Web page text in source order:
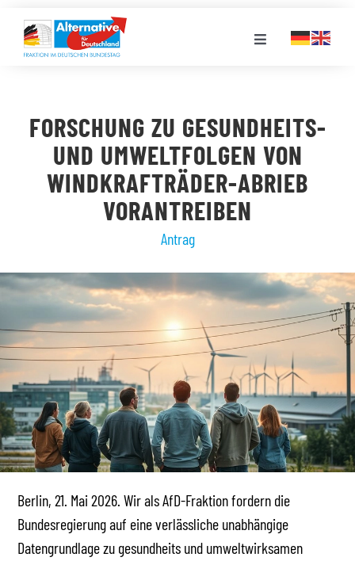
Inhalt
springen
Toggle
LANDESGRUPPEN
VERANSTALTUNGEN
STELLENPORTAL
MEDIATHEK
FORSCHUNG ZU GESUNDHEITS-
UND UMWELTFOLGEN VON
WINDKRAFTRÄDER-ABRIEB
VORANTREIBEN
Antrag
Berlin, 21. Mai 2026. Wir als AfD-Fraktion fordern die
Bundesregierung auf eine verlässliche unabhängige
Datengrundlage zu gesundheits und umweltwirksamen